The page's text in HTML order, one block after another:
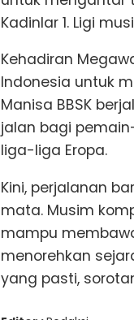
Kadinlar 1. Ligi
Kehadiran
Indonesia untuk
Manisa BBSK
jalan bagi
liga-liga Eropa.
Kini, perjalanan
mata. Musim
mampu
menorehkan
yang pasti,